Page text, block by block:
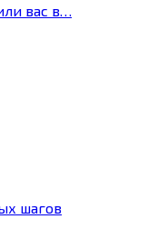
вас в…
шагов